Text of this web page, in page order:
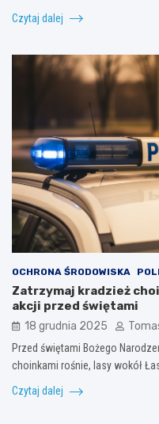
Czytaj dalej
OCHRONA ŚRODOWISKA
Zatrzymaj kradzież
akcji przed świętami
18 grudnia 2025
Przed świętami Bożego
choinkami rośnie, lasy wokół
Czytaj dalej